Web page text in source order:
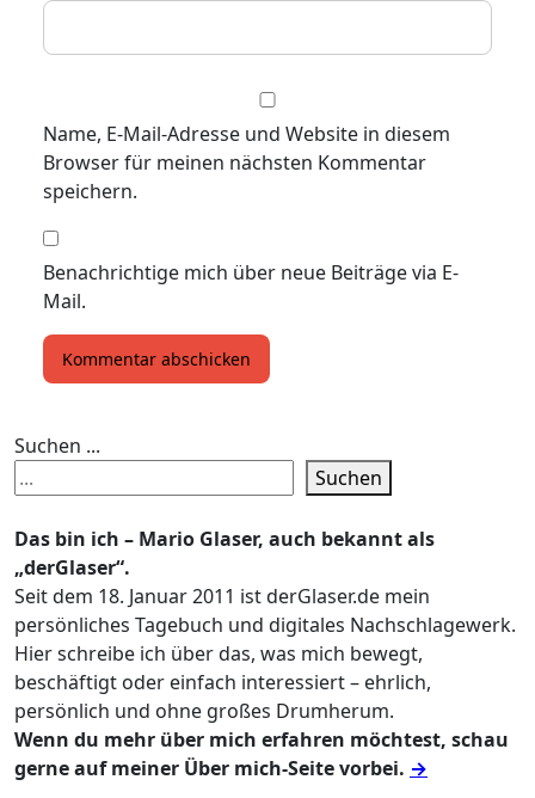
Name, E-Mail-Adresse und Website in diesem
Browser für meinen nächsten Kommentar
speichern.
Benachrichtige mich über neue Beiträge via E-
Mail.
Suchen ...
Suchen
Das bin ich – Mario Glaser, auch bekannt als
„derGlaser“.
Seit dem 18. Januar 2011 ist derGlaser.de mein
persönliches Tagebuch und digitales Nachschlagewerk.
Hier schreibe ich über das, was mich bewegt,
beschäftigt oder einfach interessiert – ehrlich,
persönlich und ohne großes Drumherum.
Wenn du mehr über mich erfahren möchtest, schau
gerne auf meiner Über mich-Seite vorbei. →